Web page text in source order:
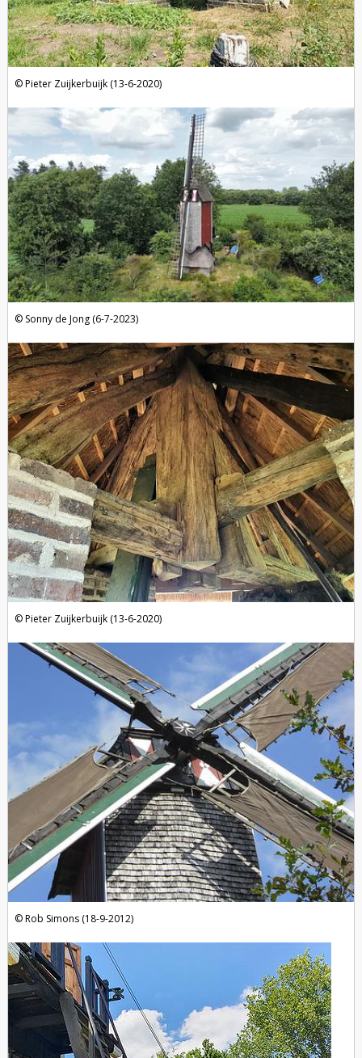
Pieter Zuijkerbuijk (13-6-2020)
Sonny de Jong (6-7-2023)
Pieter Zuijkerbuijk (13-6-2020)
Rob Simons (18-9-2012)